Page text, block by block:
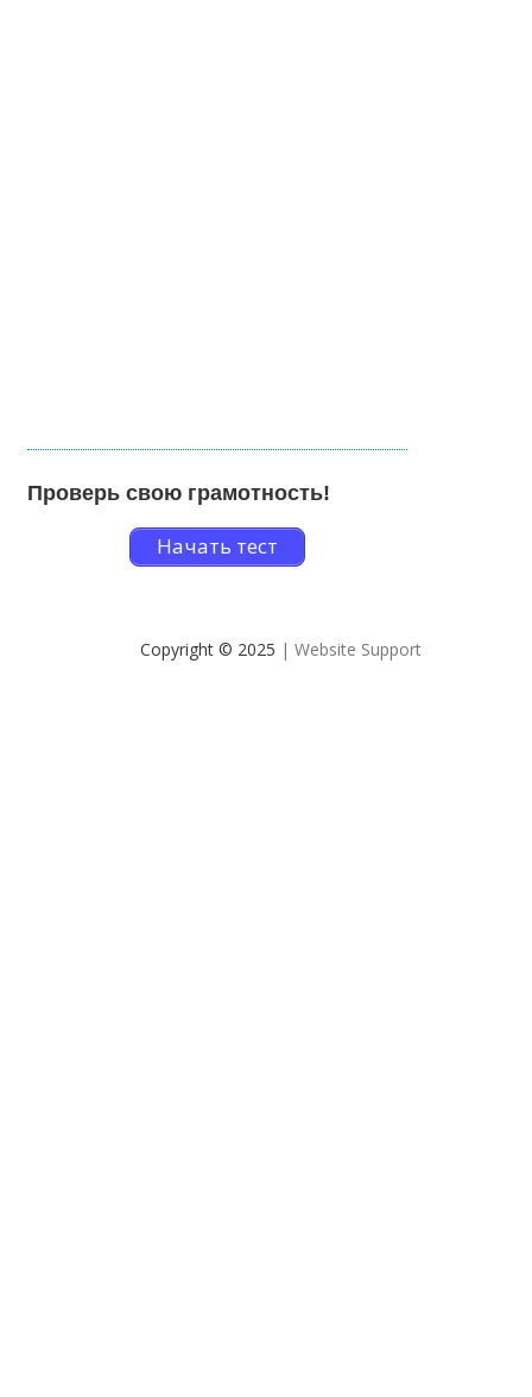
Проверь свою грамотность!
Начать тест
Copyright © 2025 | Website Support